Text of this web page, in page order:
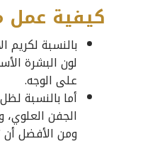
كيفية
بالنسبة لكريم
لون البشرة
على الوجه.
أما بالنسبة
الجفن العلوي،
ومن الأفضل